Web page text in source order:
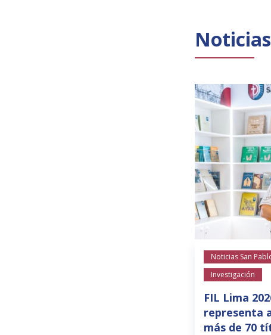
Noticias San
Investigación
FIL Lima
representa
más de 70